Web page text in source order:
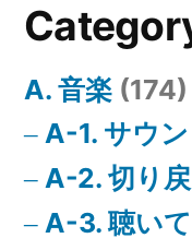
A. 音楽 (174)
A-1. サウ
A-2. 切り
A-3. 聴い